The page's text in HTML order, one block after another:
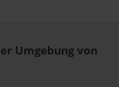
Umgebung von